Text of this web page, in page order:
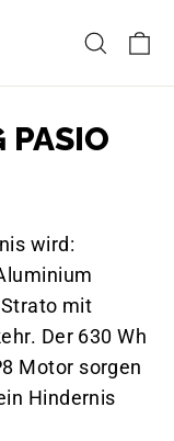
PASIO
wird:
mit
Der 630 Wh
Motor sorgen
Hindernis